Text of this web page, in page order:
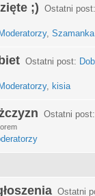
;) Ostatni post:
Moderatorzy, Szamanka
Ostatni post:
Moderatorzy, kisia
Ostatni post:
Ostatni